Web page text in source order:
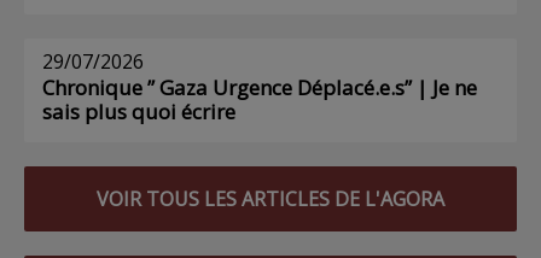
29/07/2026
Chronique ” Gaza Urgence Déplacé.e.s” | Je ne
sais plus quoi écrire
VOIR TOUS LES ARTICLES DE L'AGORA